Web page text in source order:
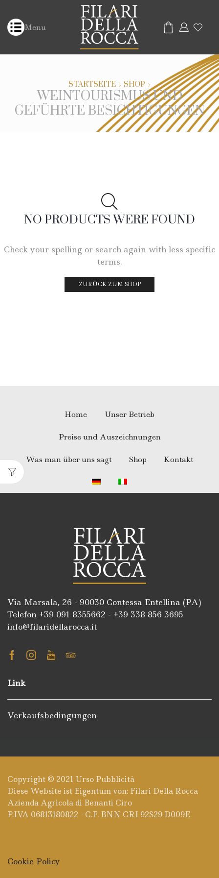
Menu
STARTSEITE SHOP
WEINTOURISMUS UND
GEFÜHRTE BESICHTIGUNGEN
NO PRODUCTS WERE FOUND
Check your spelling or search again with less specific
terms.
ZURÜCK ZUM SHOP
Home Unser Betrieb
Preise und Auszeichnungen
Was man über uns sagt Shop Kontakt
Via Marsala, 26 - 90030 Contessa Entellina (PA)
Telefon +39 091 8355662 - +39 338 856 3695
info@filaridellarocca.it
Facebook
Instagram
YoutubeTripadvisor
Link
Verkaufsbedingungen
Copyright © 2021 Urso Pubblicità
Diese Website ist Eigentum von: Filari Della Rocca
Azienda Agricola di Benanti Ciro
P.IVA 06813180822 - C.F. BNN CRI 92S29 D009E
Cookie Policy